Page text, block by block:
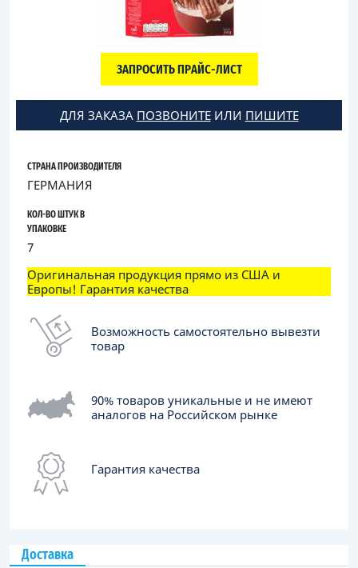
ЗАПРОСИТЬ ПРАЙС-ЛИСТ
ДЛЯ ЗАКАЗА ПОЗВОНИТЕИЛИ ПИШИТЕ
СТРАНА ПРОИЗВОДИТЕЛЯ
ГЕРМАНИЯ
КОЛ-ВО ШТУК В
УПАКОВКЕ
7
Оригинальная продукция прямо из США и
Европы! Гарантия качества
Возможность самостоятельно вывезти
товар
90% товаров уникальные и не имеют
аналогов на Российском рынке
Гарантия качества
Доставка